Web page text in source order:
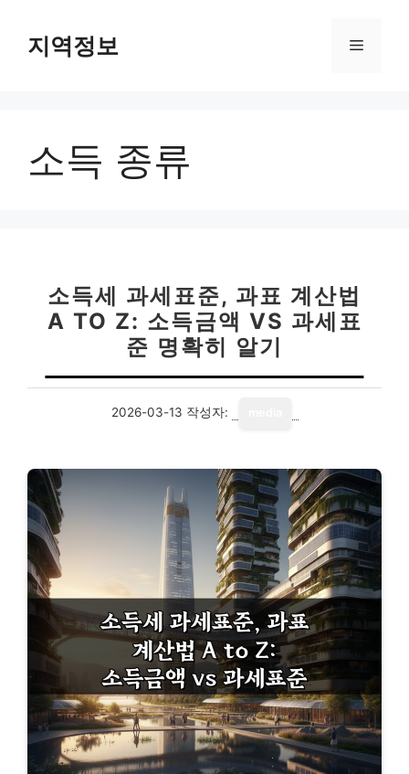
지역정보 메
소득 종류
소득세 과세표준, 과표 계산법
A TO Z: 소득금액 VS 과세표
준 명확히 알기
2026-03-13 작성자: